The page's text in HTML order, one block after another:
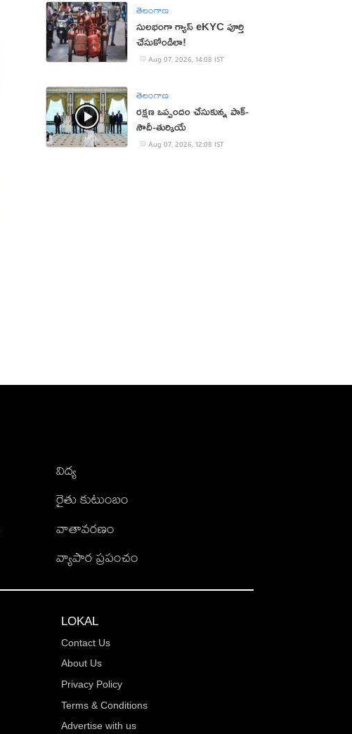
తెలంగాణ
సులభంగా గ్యాస్ eKYC పూర్తి
చేసుకోండిలా!
Aug 07, 2026, 14:08 IST
తెలంగాణ
రక్షణ ఒప్పందం చేసుకున్న పాక్‌-
సౌదీ-తుర్కియే
Aug 07, 2026, 12:08 IST
విద్య
రైతు కుటుంబం
వాతావరణం
వ్యాపార ప్రపంచం
LOKAL
Contact Us
About Us
Privacy Policy
Terms & Conditions
Advertise with us